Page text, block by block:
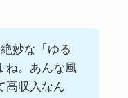
妙な「ゆる
ね。あんな風
高収入なん